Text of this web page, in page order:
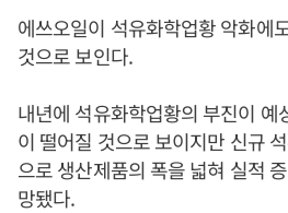
에쓰오일이 석유화학업황 악화에
것으로 보인다.
내년에 석유화학업황의 부진이 예
이 떨어질 것으로 보이지만 신규
으로 생산제품의 폭을 넓혀 실적
망됐다.